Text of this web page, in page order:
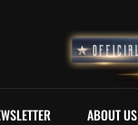
ABOUT US